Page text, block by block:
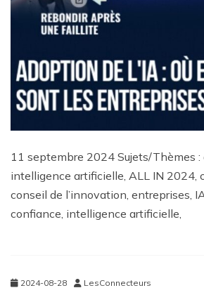
11 septembre 2024 Sujets/Thèmes :
intelligence artificielle, ALL IN 2024,
conseil de l’innovation, entreprises,
confiance, intelligence artificielle,
2024-08-28 LesConnecteurs